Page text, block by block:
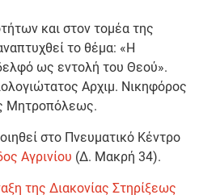
και στον τομέα της
το θέμα: «Η
ως εντολή του Θεού».
Αρχιμ. Νικηφόρος
Μητροπόλεως.
στο Πνευματικό Κέντρο
Αγρινίου (Δ. Μακρή 34).
της Διακονίας Στηρίξεως